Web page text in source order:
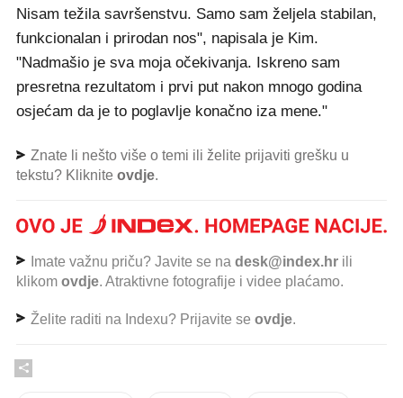
Nisam težila savršenstvu. Samo sam željela stabilan,
funkcionalan i prirodan nos", napisala je Kim.
"Nadmašio je sva moja očekivanja. Iskreno sam
presretna rezultatom i prvi put nakon mnogo godina
osjećam da je to poglavlje konačno iza mene."
Znate li nešto više o temi ili želite prijaviti grešku u
tekstu? Kliknite ovdje.
Imate važnu priču? Javite se na desk@index.hr ili
klikom ovdje. Atraktivne fotografije i videe plaćamo.
Želite raditi na Indexu? Prijavite se ovdje.